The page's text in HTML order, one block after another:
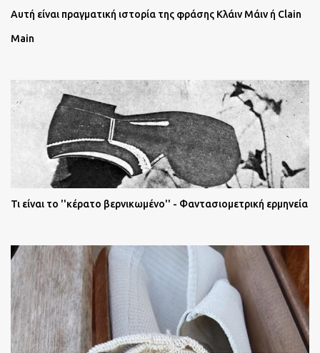
Αυτή είναι πραγματική ιστορία της φράσης Κλάιν Μάιν ή Clain
Main
Τι είναι το ''κέρατο βερνικωμένο'' - Φαντασιομετρική ερμηνεία